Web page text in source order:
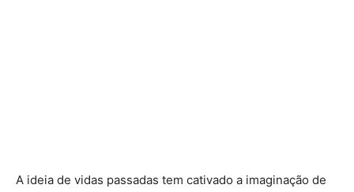
A ideia de vidas passadas tem cativado a imaginação de